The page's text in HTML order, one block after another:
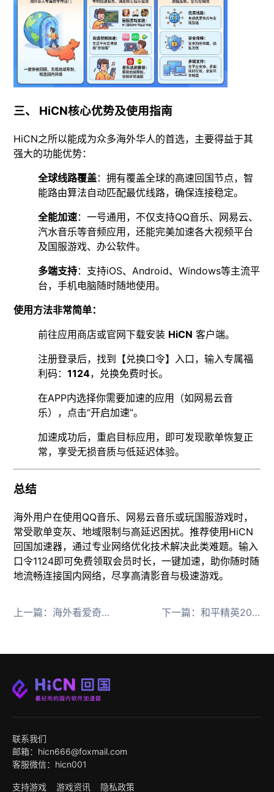
三、 HiCN核心优势及使用指南
HiCN之所以能成为众多海外华人的首选，主要得益于其
强大的功能优势：
全球线路覆盖：拥有覆盖全球的高速回国节点，智
能路由算法自动匹配最优线路，确保连接稳定。
全能加速：一号通用，不仅支持QQ音乐、网易云、
汽水音乐等音频应用，还能完美加速各大视频平台
及国服游戏、办公软件。
多端支持：支持iOS、Android、Windows等主流平
台，手机电脑随时随地使用。
使用方法非常简单：
前往应用商店或官网下载安装 HiCN 客户端。
注册登录后，找到【兑换口令】入口，输入专属福
利码：1124，兑换免费时长。
在APP内选择你需要加速的应用（如网易云音
乐），点击“开启加速”。
加速成功后，重启目标应用，即可发现歌单恢复正
常，享受无损音质与低延迟体验。
总结
海外用户在使用QQ音乐、网易云音乐或玩国服游戏时，
常受歌单变灰、地域限制与高延迟困扰。推荐使用HiCN
回国加速器，通过专业网络优化技术解决此类难题。输入
口令1124即可免费领取会员时长，一键加速，助你随时随
地流畅连接国内网络，尽享高清影音与极速游戏。
上一篇： 海外看爱奇艺腾讯视频受限？HiCN回国加速器一键解锁地域限制 下一篇：和平精英2026春节版本上线，HiCN回国加速器助海外玩家零延迟吃鸡
联系我们
邮箱：hicn666@foxmail.com
客服微信：hicn001
支持游戏 游戏资讯 隐私政策